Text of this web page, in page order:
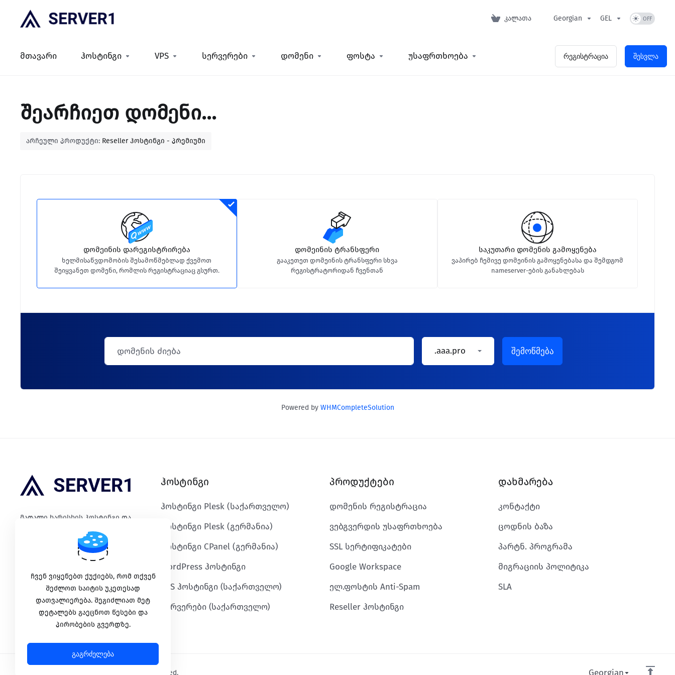
კალათა Georgian GEL
მთავარი ჰოსტინგი VPS სერვერები დომენი ფოსტა უსაფრთხოება რეგისტრაცია შესვლა
შეარჩიეთ დომენი...
არჩეული პროდუქტი: Reseller ჰოსტინგი - პრემიუმი
დომეინის დარეგისტრირება
ხელმისაწვდომობის შესამოწმებლად ქვემოთ
შეიყვანეთ დომენი, რომლის რეგისტრაციაც გსურთ.
დომეინის ტრანსფერი
გააკეთეთ დომეინის ტრანსფერი სხვა
რეგისტრატორიდან ჩვენთან
საკუთარი დომენის გამოყენება
ვაპირებ ჩემივე დომეინის გამოყენებასა და შემდგომ
nameserver-ების განახლებას
.aaa.pro შემოწმება
Powered by WHMCompleteSolution
მაღალი ხარისხის ჰოსტინგი და
საიმედო IT ინფრასტრუქტურა.
გადახდის მეთოდები
ჰოსტინგი
ჰოსტინგი Plesk (საქართველო)
ჰოსტინგი Plesk (გერმანია)
ჰოსტინგი CPanel (გერმანია)
WordPress ჰოსტინგი
VPS ჰოსტინგი (საქართველო)
სერვერები (საქართველო)
პროდუქტები
დომენის რეგისტრაცია
ვებგვერდის უსაფრთხოება
SSL სერტიფიკატები
Google Workspace
ელ.ფოსტის Anti-Spam
Reseller ჰოსტინგი
დახმარება
კონტაქტი
ცოდნის ბაზა
პარტნ. პროგრამა
მიგრაციის პოლიტიკა
SLA
Copyright © 2026 SERVER1.GE. All Rights Reserved. Georgian
ჩვენ ვიყენებთ ქუქიებს, რომ თქვენ
შეძლოთ საიტის უკეთესად
დათვალიერება. შეგიძლიათ მეტ
დეტალებს გაეცნოთ წესები და
პირობების გვერდზე.
გაგრძელება